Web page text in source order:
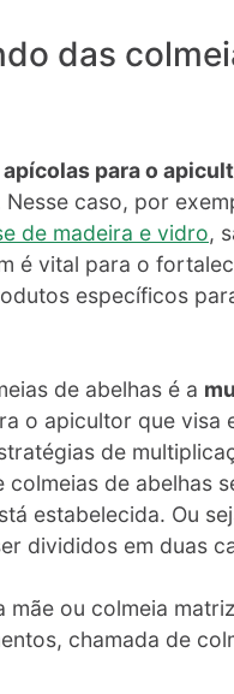
das
para o
caso, por
de madeira e vidro,
é vital para o
específicos
de abelhas é a
o apicultor que visa
de
de abelhas
estabelecida. Ou
divididos em duas
mãe ou colmeia
chamada de